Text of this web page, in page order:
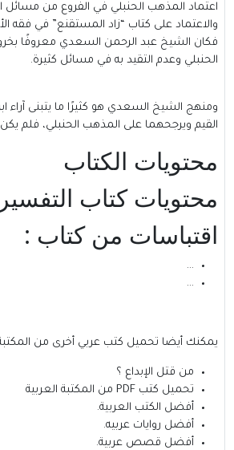
اعتماد المذهب الحنبلي في الفروع من مسائل
والاعتماد على كتاب “زاد المستقنع” في فقه
فكان الشيخ عبد الرحمن السعدي معروفًا
الحنبلي وعدم التقيد به في مسائل كثيرة.
ومنهج الشيخ السعدي هو كثيرًا ما يتبنى آراء
القيم ويرجحهما على المذهب الحنبلي، فلم
محتويات الكتاب
محتويات كتاب
اقتباسات من كتاب :
…
…
يمكنك أيضا تحميل كتب عربي أخرى من
من قتل الإبداع ؟
تحميل كتب PDF من المكتبة العربية
أفضل الكتب العربية.
أفضل روايات عربيه.
أفضل قصص عربية.